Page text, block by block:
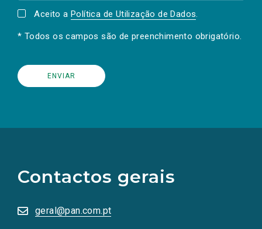
Aceito a Política de Utilização de Dados.
* Todos os campos são de preenchimento obrigatório.
Contactos gerais
geral@pan.com.pt
redes
sociais
numa
nova